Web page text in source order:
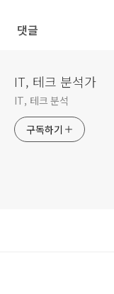
댓글
IT, 테크 분석가
IT, 테크 분석
구독하기